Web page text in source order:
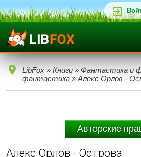
LibFox » Книги » Фантастика и
фантастика » Алекс Орлов -
Авторские
Алекс Орлов - Острова